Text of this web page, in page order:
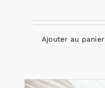
Ajouter au panier